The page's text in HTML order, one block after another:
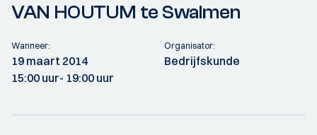
VAN HOUTUM te Swalmen
Wanneer:
19 maart 2014
15:00 uur- 19:00 uur
Organisator:
Bedrijfskunde